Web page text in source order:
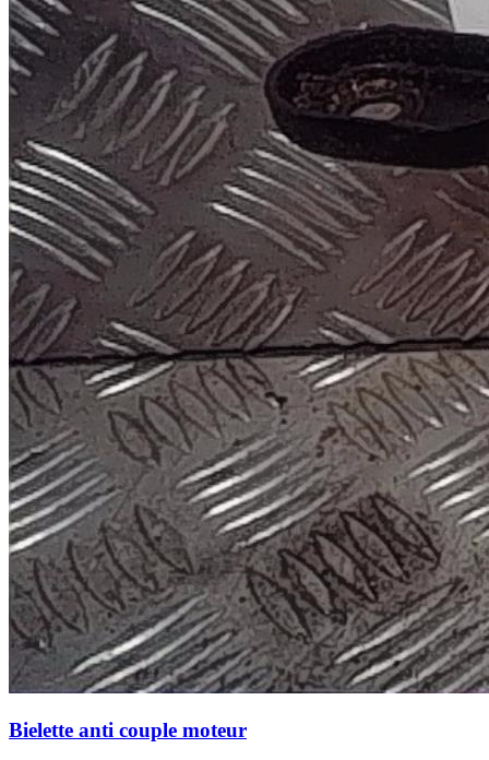
Bielette anti couple moteur